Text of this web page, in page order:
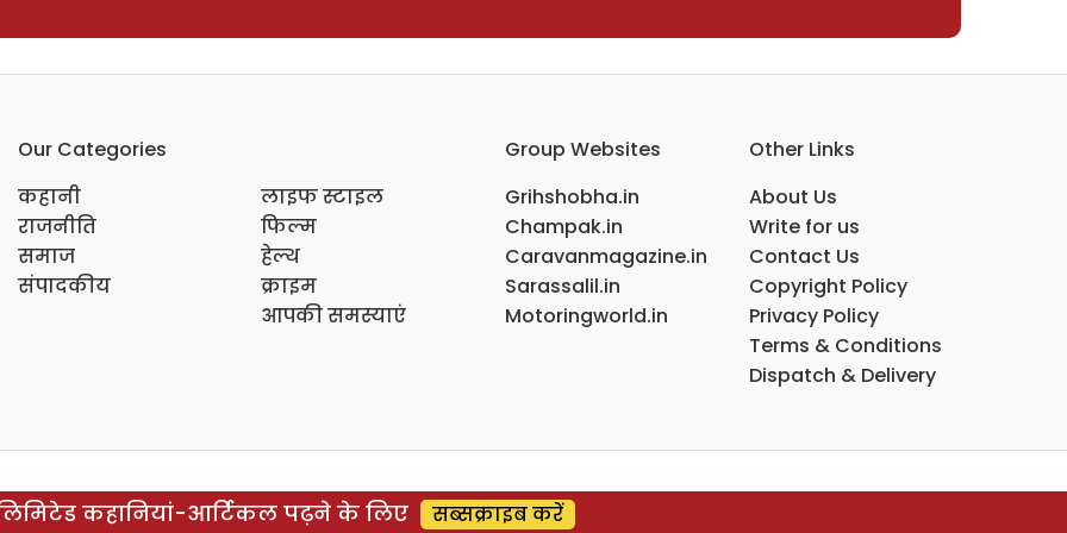
Our Categories
कहानी
राजनीति
समाज
संपादकीय
लाइफ स्टाइल
फिल्म
हेल्थ
क्राइम
आपकी समस्याएं
Group Websites
Grihshobha.in
Champak.in
Caravanmagazine.in
Sarassalil.in
Motoringworld.in
Other Links
About Us
Write for us
Contact Us
Copyright Policy
Privacy Policy
Terms & Conditions
Dispatch & Delivery
कहानियां-आर्टिकल पढ़ने के लिए सब्सक्राइब करें